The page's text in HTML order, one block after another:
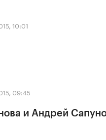
10:01
09:45
и Андрей